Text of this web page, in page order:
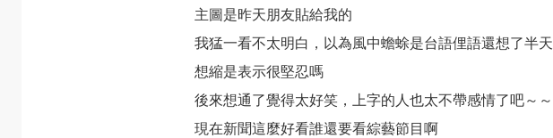
主圖是昨天朋友貼給我的
我猛一看不太明白，以為風中蟾蜍是台語俚語還想了半天
想縮是表示很堅忍嗎
後來想通了覺得太好笑，上字的人也太不帶感情了吧～～
現在新聞這麼好看誰還要看綜藝節目啊